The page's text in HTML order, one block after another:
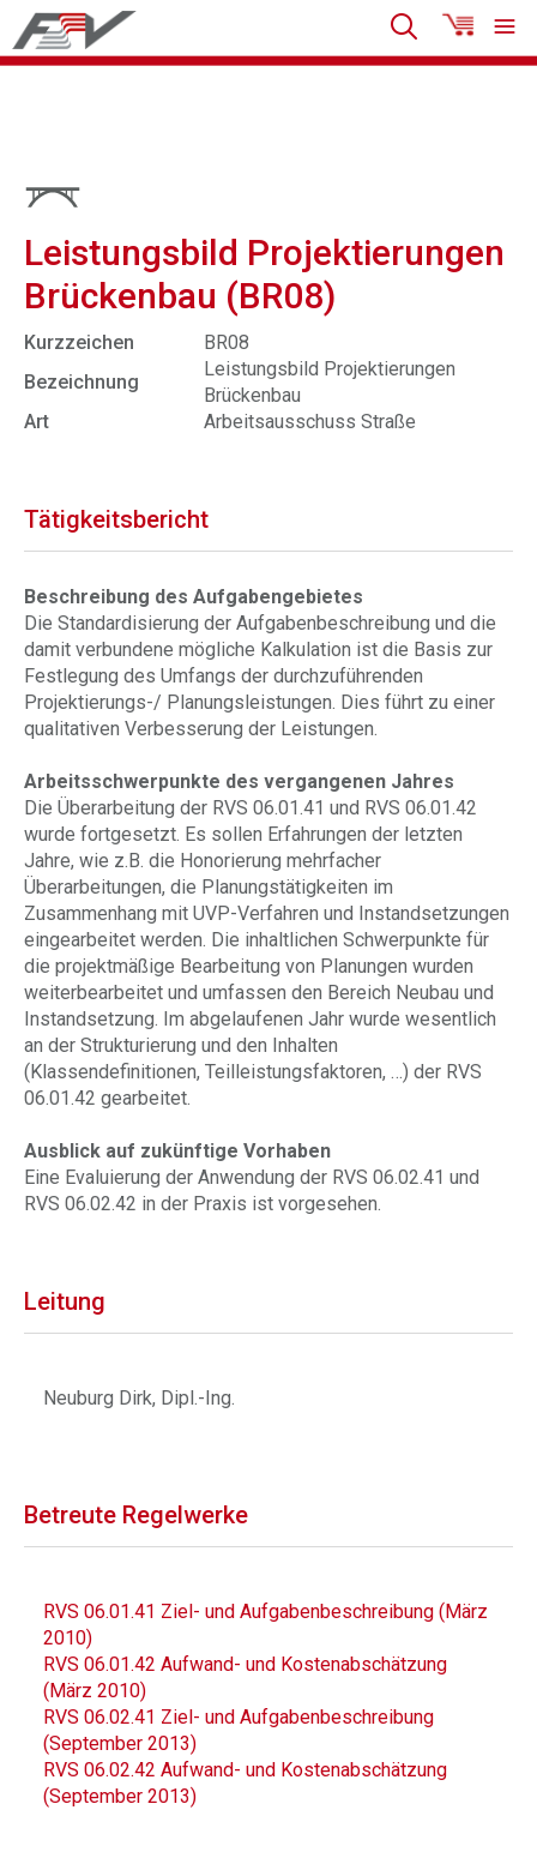
Leistungsbild Projektierungen
Brückenbau (BR08)
Kurzzeichen
BR08
Bezeichnung
Leistungsbild Projektierungen
Brückenbau
Art
Arbeitsausschuss Straße
Tätigkeitsbericht
Beschreibung des Aufgabengebietes
Die Standardisierung der Aufgabenbeschreibung und die
damit verbundene mögliche Kalkulation ist die Basis zur
Festlegung des Umfangs der durchzuführenden
Projektierungs-/ Planungsleistungen. Dies führt zu einer
qualitativen Verbesserung der Leistungen.
Arbeitsschwerpunkte des vergangenen Jahres
Die Überarbeitung der RVS 06.01.41 und RVS 06.01.42
wurde fortgesetzt. Es sollen Erfahrungen der letzten
Jahre, wie z.B. die Honorierung mehrfacher
Überarbeitungen, die Planungstätigkeiten im
Zusammenhang mit UVP-Verfahren und Instandsetzungen
eingearbeitet werden. Die inhaltlichen Schwerpunkte für
die projektmäßige Bearbeitung von Planungen wurden
weiterbearbeitet und umfassen den Bereich Neubau und
Instandsetzung. Im abgelaufenen Jahr wurde wesentlich
an der Strukturierung und den Inhalten
(Klassendefinitionen, Teilleistungsfaktoren, …) der RVS
06.01.42 gearbeitet.
Ausblick auf zukünftige Vorhaben
Eine Evaluierung der Anwendung der RVS 06.02.41 und
RVS 06.02.42 in der Praxis ist vorgesehen.
Leitung
Neuburg Dirk, Dipl.-Ing.
Betreute Regelwerke
RVS 06.01.41 Ziel- und Aufgabenbeschreibung (März
2010)
RVS 06.01.42 Aufwand- und Kostenabschätzung
(März 2010)
RVS 06.02.41 Ziel- und Aufgabenbeschreibung
(September 2013)
RVS 06.02.42 Aufwand- und Kostenabschätzung
(September 2013)